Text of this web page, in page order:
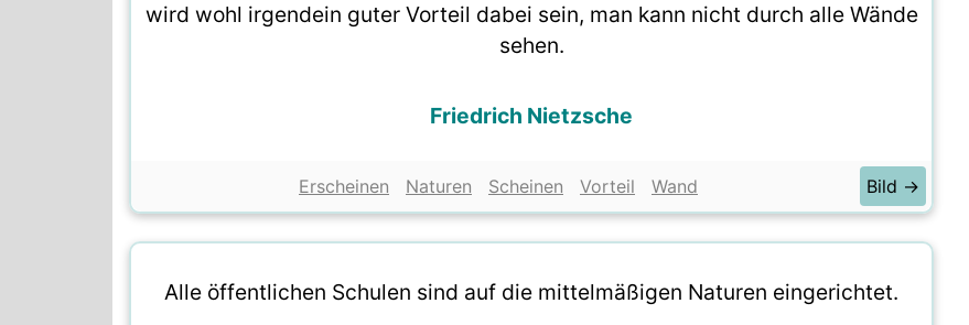
wird wohl irgendein guter Vorteil dabei sein, man kann nicht durch alle Wände
sehen.
Friedrich Nietzsche
Erscheinen Naturen Scheinen Vorteil Wand Bild →
Alle öffentlichen Schulen sind auf die mittelmäßigen Naturen eingerichtet.